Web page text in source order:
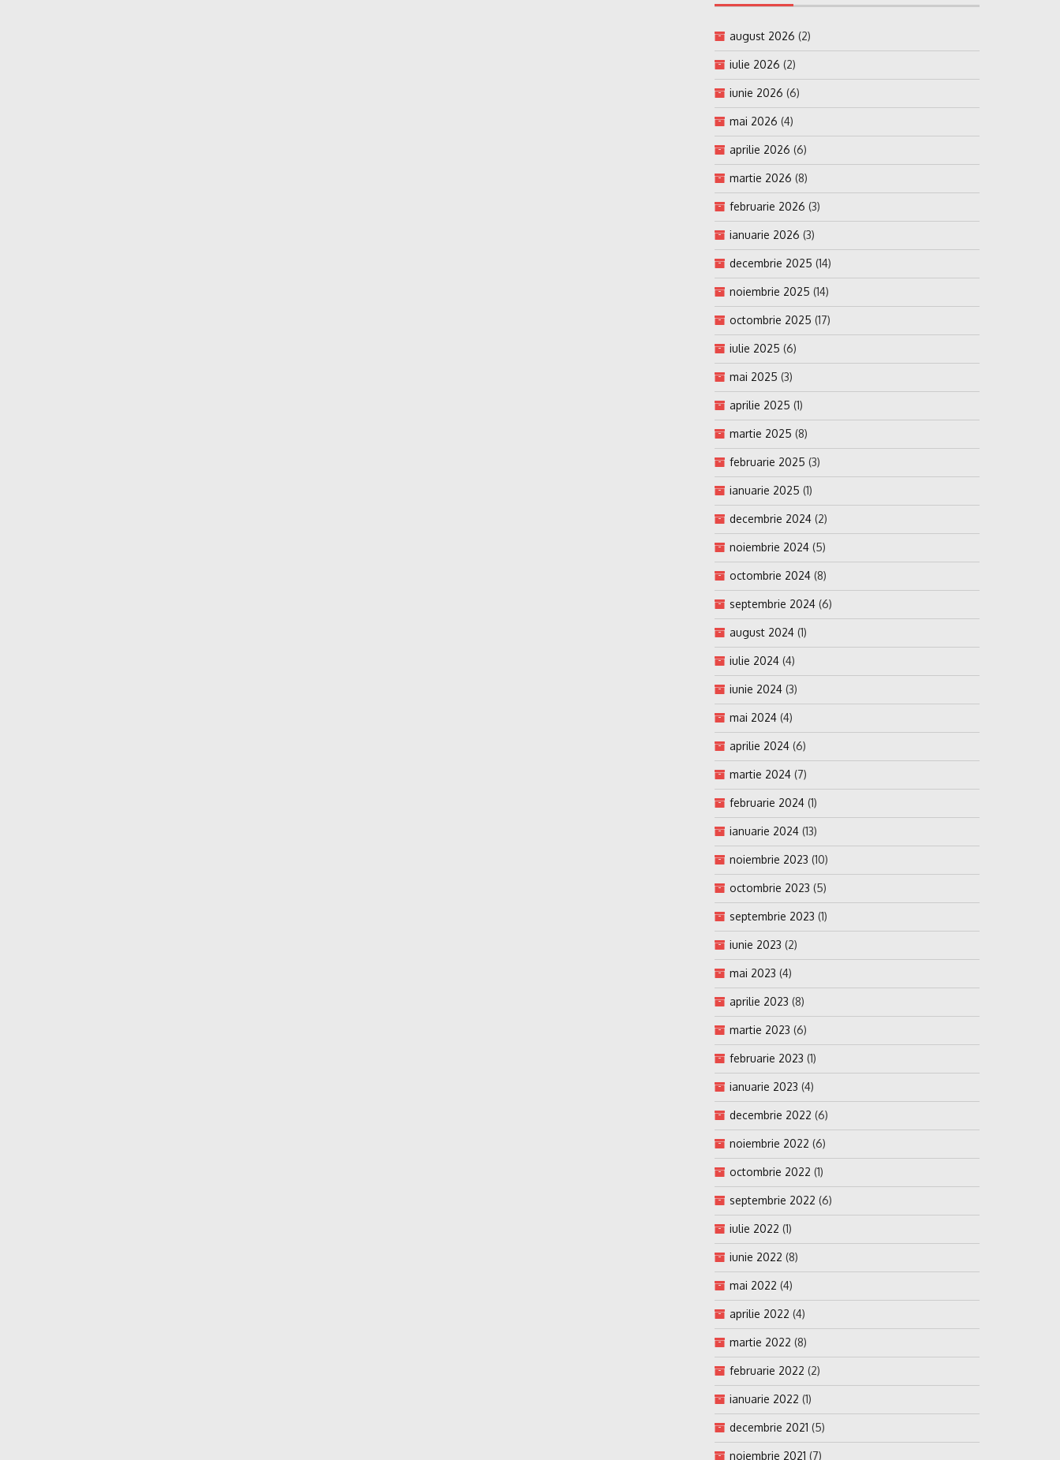
august 2026 (2)
iulie 2026 (2)
iunie 2026 (6)
mai 2026 (4)
aprilie 2026 (6)
martie 2026 (8)
februarie 2026 (3)
ianuarie 2026 (3)
decembrie 2025 (14)
noiembrie 2025 (14)
octombrie 2025 (17)
iulie 2025 (6)
mai 2025 (3)
aprilie 2025 (1)
martie 2025 (8)
februarie 2025 (3)
ianuarie 2025 (1)
decembrie 2024 (2)
noiembrie 2024 (5)
octombrie 2024 (8)
septembrie 2024 (6)
august 2024 (1)
iulie 2024 (4)
iunie 2024 (3)
mai 2024 (4)
aprilie 2024 (6)
martie 2024 (7)
februarie 2024 (1)
ianuarie 2024 (13)
noiembrie 2023 (10)
octombrie 2023 (5)
septembrie 2023 (1)
iunie 2023 (2)
mai 2023 (4)
aprilie 2023 (8)
martie 2023 (6)
februarie 2023 (1)
ianuarie 2023 (4)
decembrie 2022 (6)
noiembrie 2022 (6)
octombrie 2022 (1)
septembrie 2022 (6)
iulie 2022 (1)
iunie 2022 (8)
mai 2022 (4)
aprilie 2022 (4)
martie 2022 (8)
februarie 2022 (2)
ianuarie 2022 (1)
decembrie 2021 (5)
noiembrie 2021 (7)